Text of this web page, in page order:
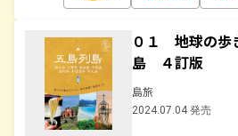
０１ 地球の
島 ４訂版
島旅
2024.07.04 発売